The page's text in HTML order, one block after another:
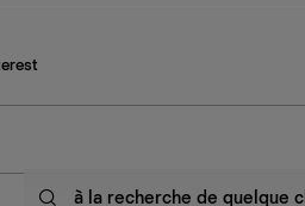
à la recherche de quelque